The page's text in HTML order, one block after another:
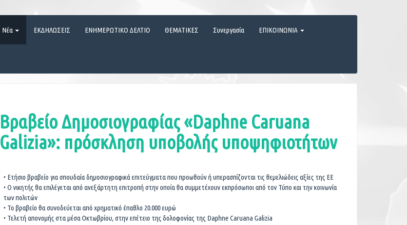
Νέα ΕΚΔΗΛΩΣΕΙΣ ΕΝΗΜΕΡΩΤΙΚΟ ΔΕΛΤΙΟ ΘΕΜΑΤΙΚΕΣ Συνεργασία ΕΠΙΚΟΙΝΩΝΙΑ
Βραβείο Δημοσιογραφίας «Daphne Caruana
Galizia»: πρόσκληση υποβολής υποψηφιοτήτων
• Ετήσιο βραβείο για σπουδαία δημοσιογραφικά επιτεύγματα που προωθούν ή υπερασπίζονται τις θεμελιώδεις αξίες της ΕΕ
• Ο νικητής θα επιλέγεται από ανεξάρτητη επιτροπή στην οποία θα συμμετέχουν εκπρόσωποι από τον Τύπο και την κοινωνία
των πολιτών
• Το βραβείο θα συνοδεύεται από χρηματικό έπαθλο 20.000 ευρώ
• Τελετή απονομής στα μέσα Οκτωβρίου, στην επέτειο της δολοφονίας της Daphne Caruana Galizia